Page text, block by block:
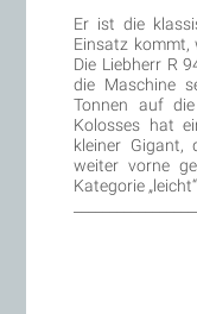
Er ist die
Einsatz kommt,
Die Liebherr R
die Maschine
Tonnen auf
Kolosses hat
kleiner Gigant,
weiter vorne
Kategorie